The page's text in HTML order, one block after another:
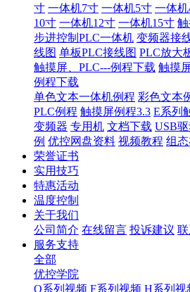
寸 一体机7寸 一体机5寸 一体
10寸 一体机12寸 一体机15寸
步进控制PLC一体机 变频器接
线图 单板PLC接线图 PLC放大
触摸屏、PLC---例程下载 触摸
例程下载
单色文本一体机例程 彩色文本
PLC例程 触摸屏例程3.3 E系列
变频器 专用机 文档下载 USB
例 优控网盘资料 视频教程 组
荣誉证书
实用技巧
特惠活动
温度控制
关于我们
公司简介 在线留言 投诉建议
服务支持
全部
优控学院
Q系列视频 F系列视频 H系列视